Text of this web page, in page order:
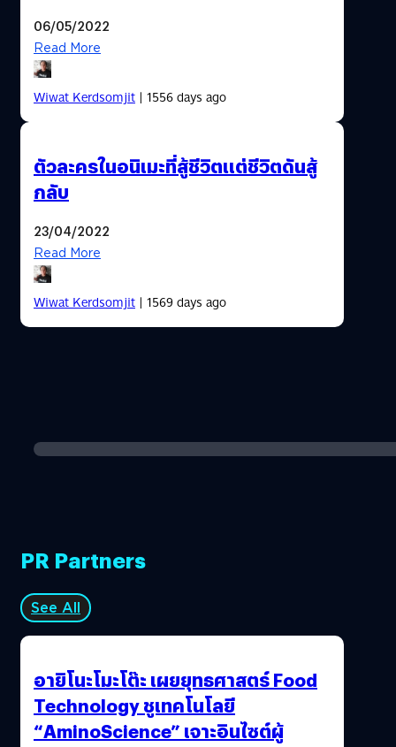
06/05/2022
Read More
Wiwat Kerdsomjit| 1556 days ago
ตัวละครในอนิเมะที่สู้ชีวิตแต่ชีวิตดันสู้
กลับ
23/04/2022
Read More
Wiwat Kerdsomjit| 1569 days ago
PR Partners
See All
อายิโนะโมะโต๊ะ เผยยุทธศาสตร์ Food
Technology ชูเทคโนโลยี
“AminoScience” เจาะอินไซต์ผู้